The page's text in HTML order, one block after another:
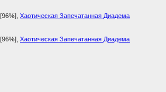
[96%] Хаотическая Запечатанная Диадема
[96%] Хаотическая Запечатанная Диадема